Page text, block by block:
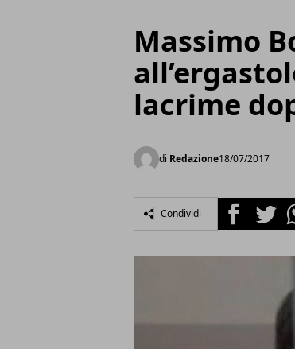
Massimo
lacrime
di Redazione18/07/2017
Condividi FacebookTwitter